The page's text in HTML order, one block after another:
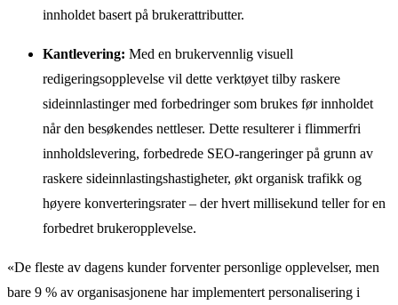
innholdet basert på brukerattributter.
Kantlevering: Med en brukervennlig visuell
redigeringsopplevelse vil dette verktøyet tilby raskere
sideinnlastinger med forbedringer som brukes før innholdet
når den besøkendes nettleser. Dette resulterer i flimmerfri
innholdslevering, forbedrede SEO-rangeringer på grunn av
raskere sideinnlastingshastigheter, økt organisk trafikk og
høyere konverteringsrater – der hvert millisekund teller for en
forbedret brukeropplevelse.
«De fleste av dagens kunder forventer personlige opplevelser, men
bare 9 % av organisasjonene har implementert personalisering i